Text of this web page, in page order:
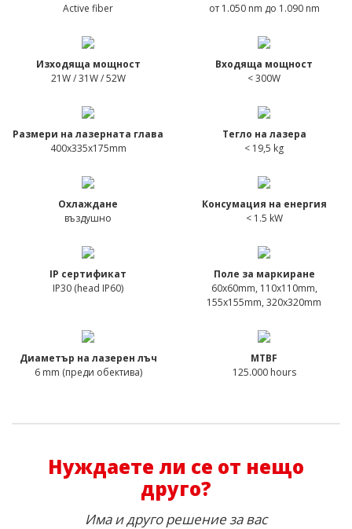
Active fiber
от 1.050 nm до 1.090 nm
Изходяща мощност
21W / 31W / 52W
Входяща мощност
< 300W
Размери на лазерната глава
400x335x175mm
Тегло на лазера
< 19,5 kg
Охлаждане
въздушно
Консумация на енергия
< 1.5 kW
IP сертификат
IP30 (head IP60)
Поле за маркиране
60x60mm, 110x110mm,
155x155mm, 320x320mm
Диаметър на лазерен лъч
6 mm (преди обектива)
MTBF
125.000 hours
Нуждаете ли се от нещо
друго?
Има и друго решение за вас